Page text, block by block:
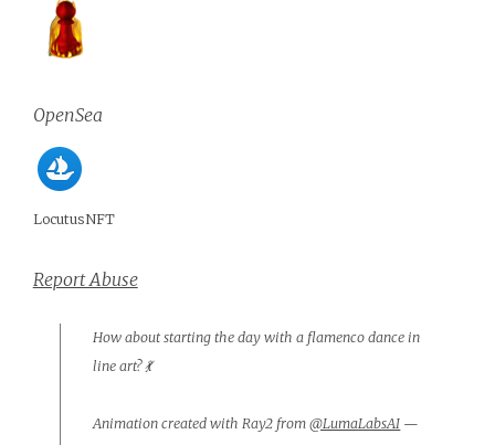
OpenSea
LocutusNFT
Report Abuse
How about starting the day with a flamenco dance in
line art? 💃
Animation created with Ray2 from@LumaLabsAI —